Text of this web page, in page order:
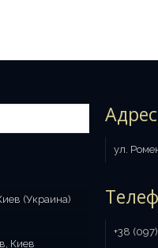
(Украина)
Киев
ул.
+38